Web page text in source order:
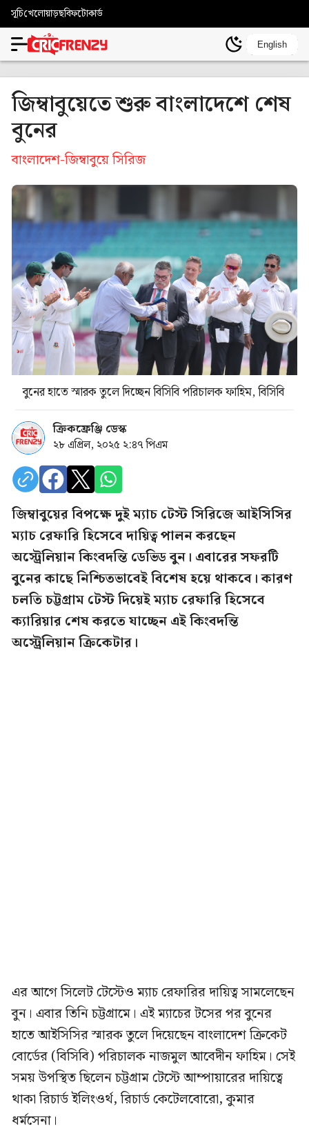
সূচিখেলোয়াড়ছবিফটোকার্ড
English
জিম্বাবুয়েতে শুরু বাংলাদেশে শেষ
বুনের
বাংলাদেশ-জিম্বাবুয়ে সিরিজ
বুনের হাতে স্মারক তুলে দিচ্ছেন বিসিবি পরিচালক ফাহিম, বিসিবি
ক্রিকফ্রেঞ্জি ডেস্ক
২৮ এপ্রিল, ২০২৫ ২:৪৭ পিএম
জিম্বাবুয়ের বিপক্ষে দুই ম্যাচ টেস্ট সিরিজে আইসিসির
ম্যাচ রেফারি হিসেবে দায়িত্ব পালন করছেন
অস্ট্রেলিয়ান কিংবদন্তি ডেভিড বুন। এবারের সফরটি
বুনের কাছে নিশ্চিতভাবেই বিশেষ হয়ে থাকবে। কারণ
চলতি চট্টগ্রাম টেস্ট দিয়েই ম্যাচ রেফারি হিসেবে
ক্যারিয়ার শেষ করতে যাচ্ছেন এই কিংবদন্তি
অস্ট্রেলিয়ান ক্রিকেটার।
এর আগে সিলেট টেস্টেও ম্যাচ রেফারির দায়িত্ব সামলেছেন
বুন। এবার তিনি চট্টগ্রামে। এই ম্যাচের টসের পর বুনের
হাতে আইসিসির স্মারক তুলে দিয়েছেন বাংলাদেশ ক্রিকেট
বোর্ডের (বিসিবি) পরিচালক নাজমুল আবেদীন ফাহিম। সেই
সময় উপস্থিত ছিলেন চট্টগ্রাম টেস্টে আম্পায়ারের দায়িত্বে
থাকা রিচার্ড ইলিংওর্থ, রিচার্ড কেটেলবোরো, কুমার
ধর্মসেনা।